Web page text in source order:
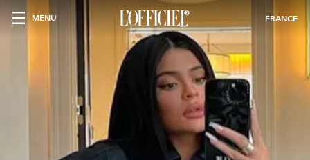
MENU FRANCE